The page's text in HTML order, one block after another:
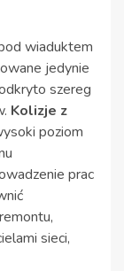
wiaduktem
jedynie
szereg
Kolizje z
poziom
prac
sieci,